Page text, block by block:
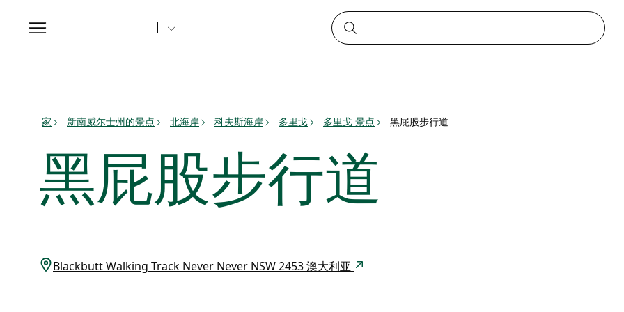
Toggle
navigation
家 新南威尔士州的景点 北海岸 科夫斯海岸 多里戈 多里戈 景点 黑屁股步行道
黑屁股步行道
Blackbutt Walking Track Never Never NSW 2453 澳大利亚